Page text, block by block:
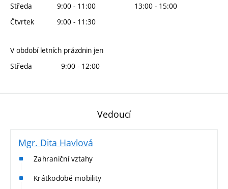
Středa
9:00 - 11:00
13:00 - 15:00
Čtvrtek
9:00 - 11:30
V období letních prázdnin jen
Středa
9:00 - 12:00
Vedoucí
Mgr. Dita Havlová
Zahraniční vztahy
Krátkodobé mobility